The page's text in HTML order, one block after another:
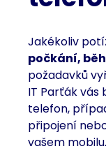
Jakékoliv
počkání,
požadavků
IT Parťák vás
telefon,
připojení
vašem mobilu.